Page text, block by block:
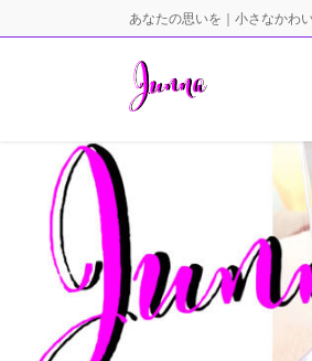
ン
ビ
あなたの思いを｜小さなかわ